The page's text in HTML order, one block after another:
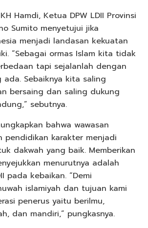
Hamdi, Ketua DPW LDII Provinsi
Sumito menyetujui jika
menjadi landasan kekuatan
“Sebagai ormas Islam kita tidak
tapi sejalanlah dengan
ada. Sebaiknya kita saling
bersaing dan saling dukung
sebutnya.
bahwa wawasan
pendidikan karakter menjadi
dakwah yang baik. Memberikan
menurutnya adalah
pada kebaikan. “Demi
islamiyah dan tujuan kami
penerus yaitu berilmu,
dan mandiri,” pungkasnya.